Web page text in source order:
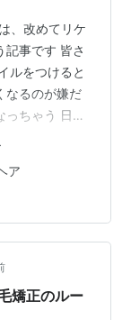
、改めてリケ
記事です 皆さ
ルをつけると
るのが嫌だ
ちゃう ​日々
今回は、現
りをもと
く解説して
なるの？リケ
イルで髪が重
ア
矯正のルー